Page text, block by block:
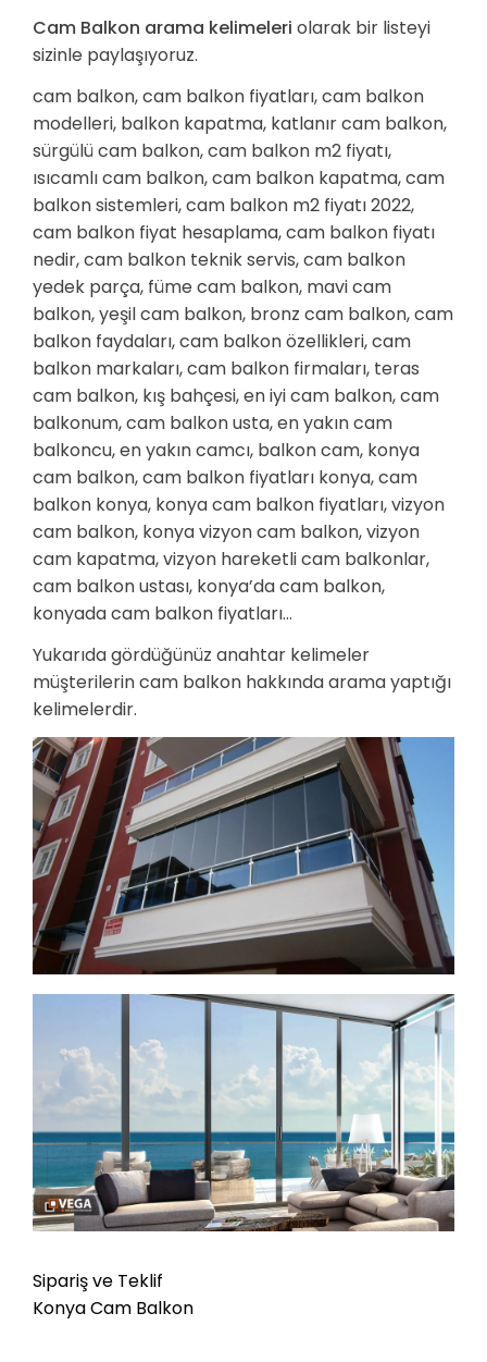
Cam Balkon arama kelimeleri olarak bir listeyi
sizinle paylaşıyoruz.
cam balkon, cam balkon fiyatları, cam balkon
modelleri, balkon kapatma, katlanır cam balkon,
sürgülü cam balkon, cam balkon m2 fiyatı,
ısıcamlı cam balkon, cam balkon kapatma, cam
balkon sistemleri, cam balkon m2 fiyatı 2022,
cam balkon fiyat hesaplama, cam balkon fiyatı
nedir, cam balkon teknik servis, cam balkon
yedek parça, füme cam balkon, mavi cam
balkon, yeşil cam balkon, bronz cam balkon, cam
balkon faydaları, cam balkon özellikleri, cam
balkon markaları, cam balkon firmaları, teras
cam balkon, kış bahçesi, en iyi cam balkon, cam
balkonum, cam balkon usta, en yakın cam
balkoncu, en yakın camcı, balkon cam, konya
cam balkon, cam balkon fiyatları konya, cam
balkon konya, konya cam balkon fiyatları, vizyon
cam balkon, konya vizyon cam balkon, vizyon
cam kapatma, vizyon hareketli cam balkonlar,
cam balkon ustası, konya’da cam balkon,
konyada cam balkon fiyatları…
Yukarıda gördüğünüz anahtar kelimeler
müşterilerin cam balkon hakkında arama yaptığı
kelimelerdir.
Sipariş ve Teklif
Konya Cam Balkon